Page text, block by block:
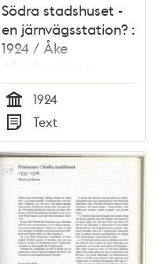
Södra stadshuset -
en järnvägsstation? :
1924 / Åke
Abrahamsson
Tid
1924
Typ
Text